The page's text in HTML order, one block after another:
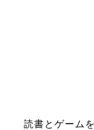
読書とゲーム